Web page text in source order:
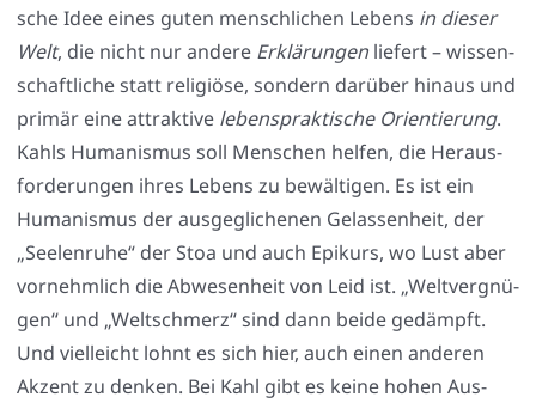
sche Idee eines guten mensch­li­chen Lebens in die­ser
Welt, die nicht nur ande­re Erklä­run­genlie­fert – wis­sen­
schaft­li­che statt reli­giö­se, son­dern dar­über hin­aus und
pri­mär eine attrak­ti­ve lebens­prak­ti­sche Ori­en­tie­rung.
Kahls Huma­nis­mus soll Men­schen hel­fen, die Her­aus­
for­de­run­gen ihres Lebens zu bewäl­ti­gen. Es ist ein
Huma­nis­mus der aus­ge­gli­che­nen Gelas­sen­heit, der
„See­len­ru­he“ der Stoa und auch Epi­kurs, wo Lust aber
vor­nehm­lich die Abwe­sen­heit von Leid ist. „Welt­ver­gnü­
gen“ und „Welt­schmerz“ sind dann bei­de gedämpft.
Und viel­leicht lohnt es sich hier, auch einen ande­ren
Akzent zu den­ken. Bei Kahl gibt es kei­ne hohen Aus­